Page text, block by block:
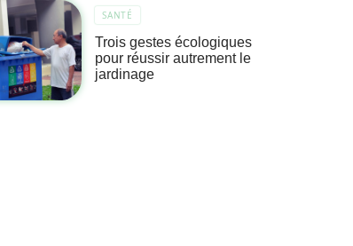
SANTÉ
Trois gestes écologiques
pour réussir autrement le
jardinage